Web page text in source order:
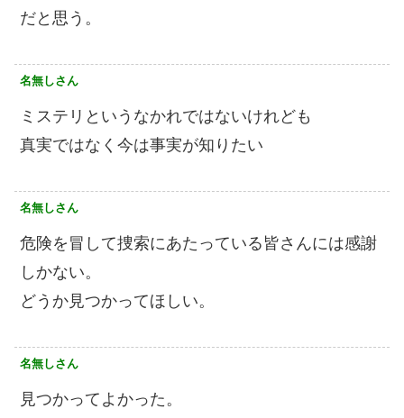
だと思う。
名無しさん
ミステリというなかれではないけれども
真実ではなく今は事実が知りたい
名無しさん
危険を冒して捜索にあたっている皆さんには感謝
しかない。
どうか見つかってほしい。
名無しさん
見つかってよかった。